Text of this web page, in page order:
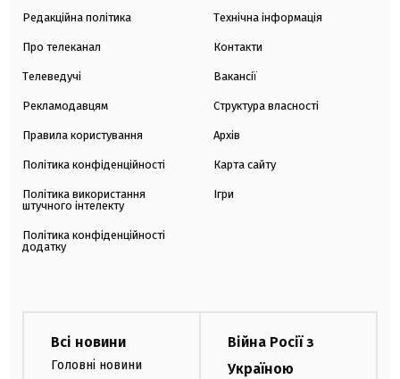
Редакційна політика
Про телеканал
Телеведучі
Рекламодавцям
Правила користування
Політика конфіденційності
Політика використання
штучного інтелекту
Політика конфіденційності
додатку
Технічна інформація
Контакти
Вакансії
Структура власності
Архів
Карта сайту
Ігри
Всі новини
Головні новини
Війна Росії з
Україною